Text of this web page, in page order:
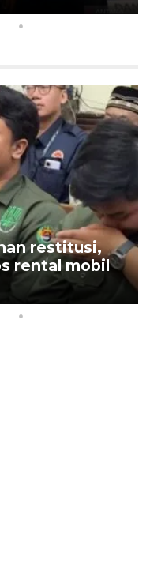
restitusi,
rental mobil